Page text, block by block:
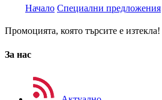
Начало Специални предложения
Промоцията, която търсите е изтекла!
За нас